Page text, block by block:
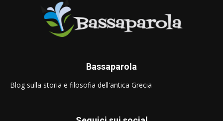
Bassaparola
Blog sulla storia e filosofia dell'antica Grecia